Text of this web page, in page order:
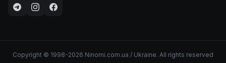
Copyright © 1998-2026 Ninomi.com.ua / Ukraine. All rights reserved